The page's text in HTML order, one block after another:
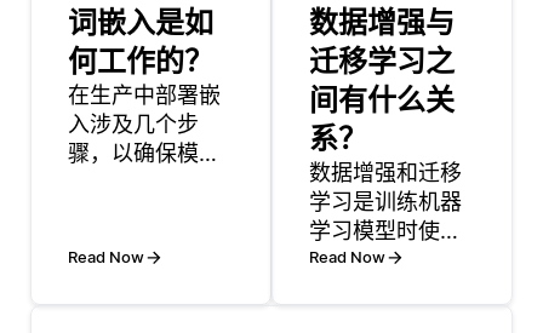
词嵌入是如
何工作的？
在生产中部署嵌
入涉及几个步
骤，以确保模型
入。第一步是从
模型中预先计算
Read Now
数据增强与
迁移学习之
间有什么关
系？
数据增强和迁移
学习是训练机器
学习模型时使用
的两种互补技
Read Now